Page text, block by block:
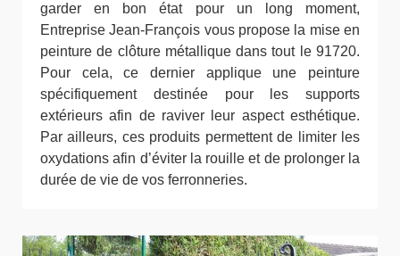
garder en bon état pour un long moment,
Entreprise Jean-François vous propose la mise en
peinture de clôture métallique dans tout le 91720.
Pour cela, ce dernier applique une peinture
spécifiquement destinée pour les supports
extérieurs afin de raviver leur aspect esthétique.
Par ailleurs, ces produits permettent de limiter les
oxydations afin d’éviter la rouille et de prolonger la
durée de vie de vos ferronneries.